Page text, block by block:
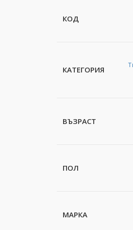
КОД
КАТЕГОРИЯ
ВЪЗРАСТ
ПОЛ
МАРКА